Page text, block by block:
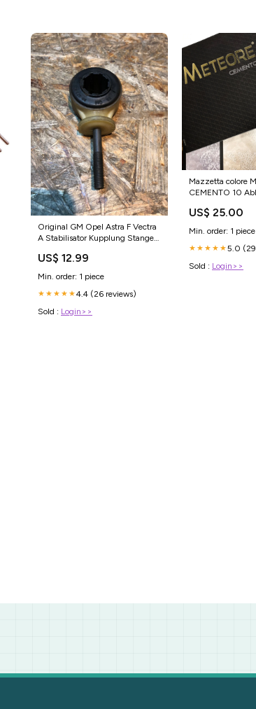
Original GM Opel Astra F Vectra
A Stabilisator Kupplung Stange
US$ 12.99
Min. order: 1 piece
★★★★★4.4 (26 reviews)
Sold : Login>>
Mazzetta colore
CEMENTO 10
US$ 25.00
Min. order: 1 piece
★★★★★5.0 (29
Sold : Login>>